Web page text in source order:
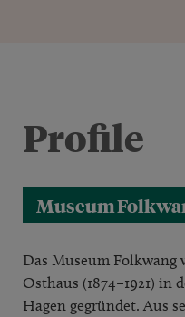
Profile
Museum
Das Museum Folkwang
Osthaus (1874–1921)
Hagen gegründet. Aus